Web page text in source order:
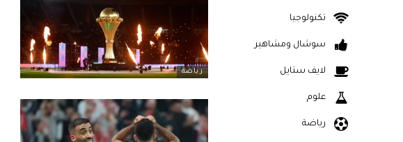
رياضة
تكنولوجيا
سوشال ومشاهير
لايف ستايل
علوم
رياضة